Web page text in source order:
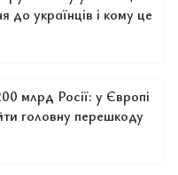
до українців і кому це
млрд Росії: у Європі
головну перешкоду